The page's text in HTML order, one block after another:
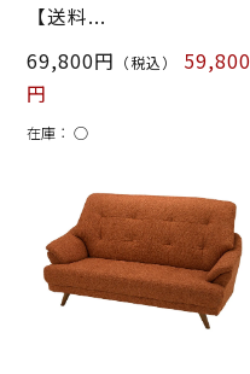
【送料...
69,800円 （税込）
59,800
円
在庫：○